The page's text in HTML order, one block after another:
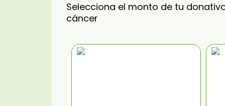
Selecciona el monto de tu
cáncer